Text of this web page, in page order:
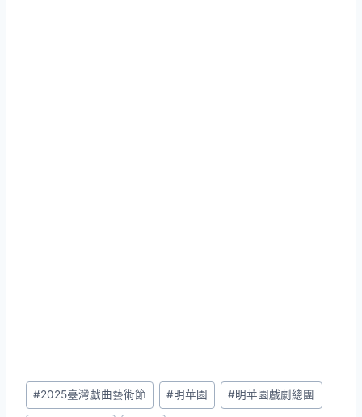
Post
Tags:
#2025臺灣戱曲藝術節 #明華園 #明華園戲劇總團